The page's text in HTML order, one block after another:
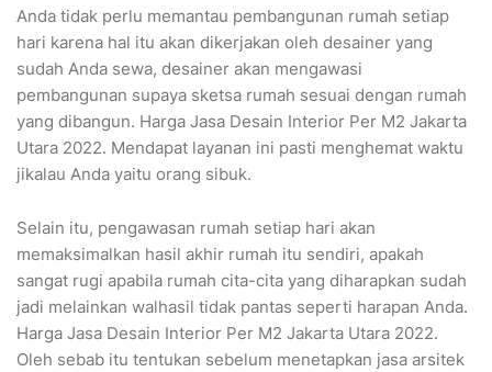
Anda tidak perlu memantau pembangunan rumah setiap
hari karena hal itu akan dikerjakan oleh desainer yang
sudah Anda sewa, desainer akan mengawasi
pembangunan supaya sketsa rumah sesuai dengan rumah
yang dibangun. Harga Jasa Desain Interior Per M2 Jakarta
Utara 2022. Mendapat layanan ini pasti menghemat waktu
jikalau Anda yaitu orang sibuk.
Selain itu, pengawasan rumah setiap hari akan
memaksimalkan hasil akhir rumah itu sendiri, apakah
sangat rugi apabila rumah cita-cita yang diharapkan sudah
jadi melainkan walhasil tidak pantas seperti harapan Anda.
Harga Jasa Desain Interior Per M2 Jakarta Utara 2022.
Oleh sebab itu tentukan sebelum menetapkan jasa arsitek